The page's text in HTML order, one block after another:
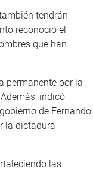
tendrán
reconoció el
que han
permanente por la
indicó
de Fernando
la dictadura
las